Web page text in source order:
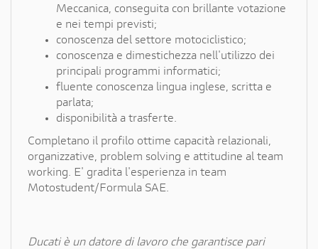
Meccanica, conseguita con brillante votazione
e nei tempi previsti;
conoscenza del settore motociclistico;
conoscenza e dimestichezza nell'utilizzo dei
principali programmi informatici;
fluente conoscenza lingua inglese, scritta e
parlata;
disponibilità a trasferte.
Completano il profilo ottime capacità relazionali,
organizzative, problem solving e attitudine al team
working. E' gradita l'esperienza in team
Motostudent/Formula SAE.
Ducati è un datore di lavoro che garantisce pari